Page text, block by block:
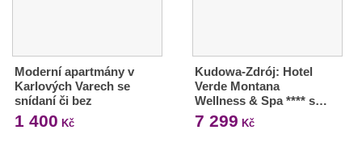
Moderní apartmány v
Karlových Varech se
snídaní či bez
1 400 Kč
Kudowa-Zdrój: Hotel
Verde Montana
Wellness & Spa **** s…
7 299 Kč